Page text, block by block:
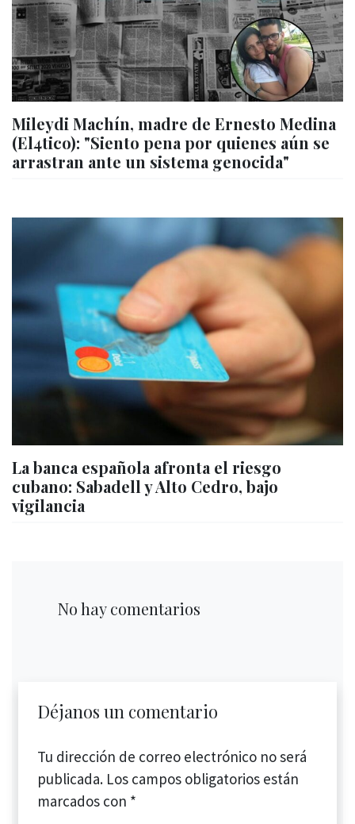
Mileydi Machín, madre de Ernesto Medina
(El4tico): "Siento pena por quienes aún se
arrastran ante un sistema genocida"
La banca española afronta el riesgo
cubano: Sabadell y Alto Cedro, bajo
vigilancia
No hay comentarios
Déjanos un comentario
Tu dirección de correo electrónico no será
publicada. Los campos obligatorios están
marcados con *